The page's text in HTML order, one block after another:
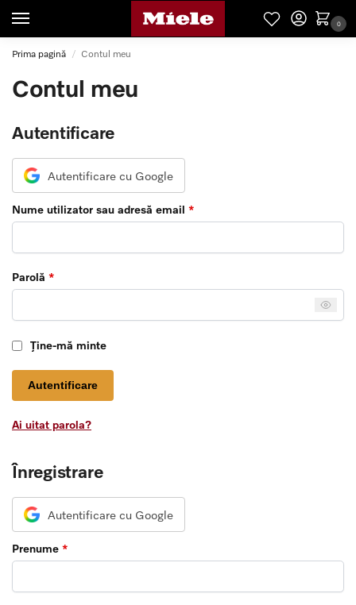
0
Prima pagină / Contul meu
Contul meu
Autentificare
Autentificare cu Google
Nume utilizator sau adresă email *
Parolă *
Ține-mă minte
Autentificare
Ai uitat parola?
Înregistrare
Autentificare cu Google
Prenume *